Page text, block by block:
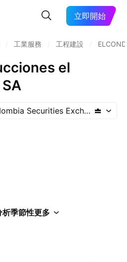
立即開始
工業服務 工程建設
el
Securities Exchange
析季節性更多